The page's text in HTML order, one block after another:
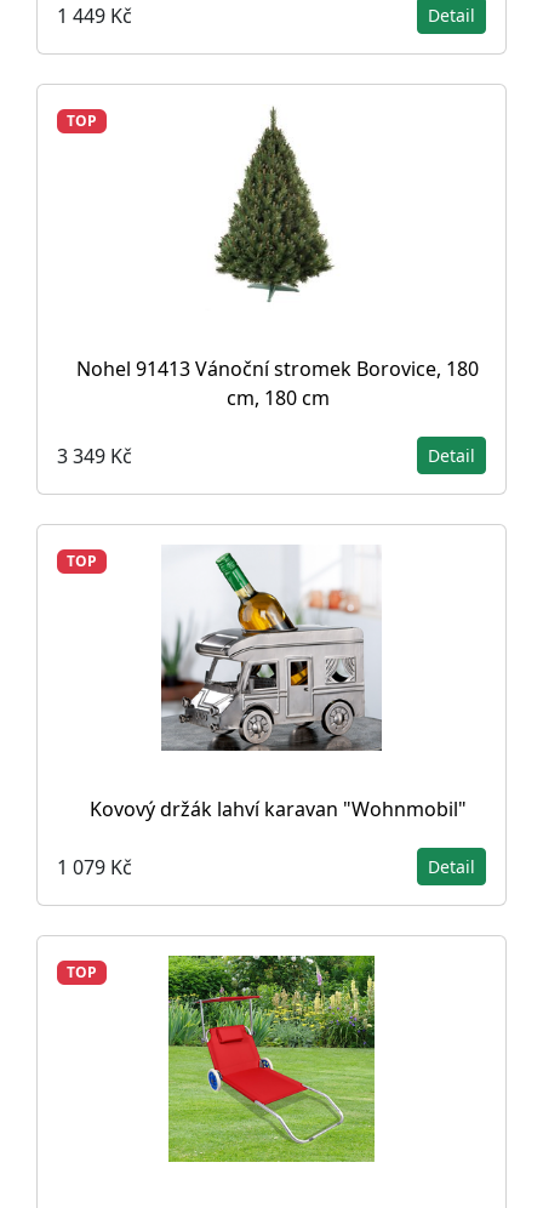
1 449 Kč Detail
TOP
Nohel 91413 Vánoční stromek Borovice, 180
cm, 180 cm
3 349 Kč Detail
TOP
Kovový držák lahví karavan "Wohnmobil"
1 079 Kč Detail
TOP